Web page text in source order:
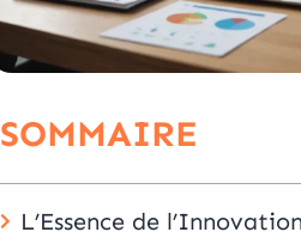
SOMMAIRE
L’Essence de